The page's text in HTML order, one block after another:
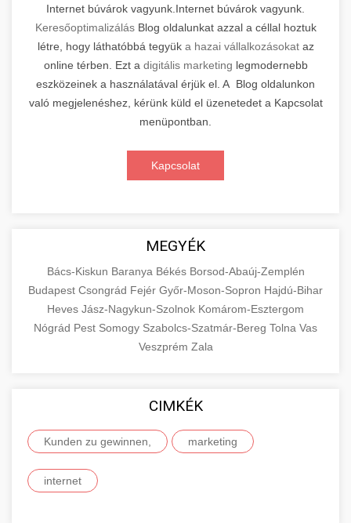
Internet búvárok vagyunk.Internet búvárok vagyunk.
KeresőoptimalizálásBlog oldalunkat azzal a céllal hoztuk
létre, hogy láthatóbbá tegyük a hazai vállalkozásokataz
online térben. Ezt a digitális marketing legmodernebb
eszközeinek a használatával érjük el. A Blog oldalunkon
való megjelenéshez, kérünk küld el üzenetedet a Kapcsolat
menüpontban.
Kapcsolat
MEGYÉK
Bács-Kiskun Baranya Békés Borsod-Abaúj-Zemplén
Budapest Csongrád Fejér Győr-Moson-Sopron Hajdú-Bihar
Heves Jász-Nagykun-Szolnok Komárom-Esztergom
Nógrád Pest Somogy Szabolcs-Szatmár-Bereg Tolna Vas
Veszprém Zala
CIMKÉK
Kunden zu gewinnen, marketing
internet